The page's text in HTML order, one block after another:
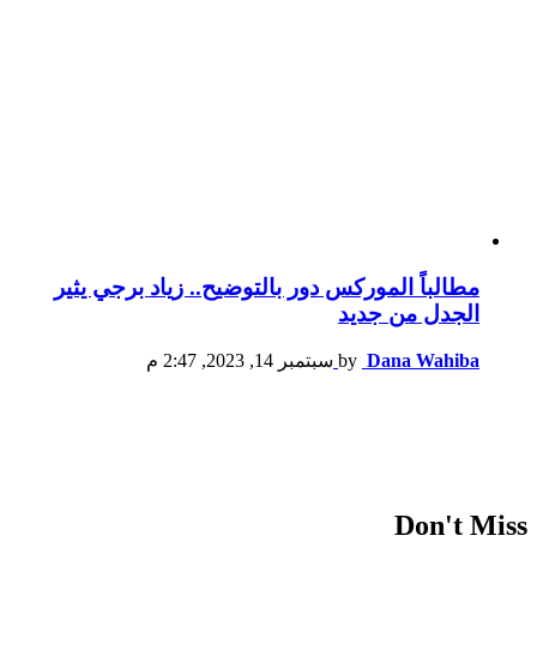
مطالباً الموركس دور بالتوضيح.. زياد برجي يثير
الجدل من جديد
by Dana Wahiba سبتمبر 14, 2023, 2:47 م
Don't Miss